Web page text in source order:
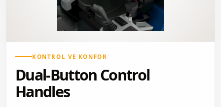
KONTROL VE KONFOR
Dual-Button Control
Handles